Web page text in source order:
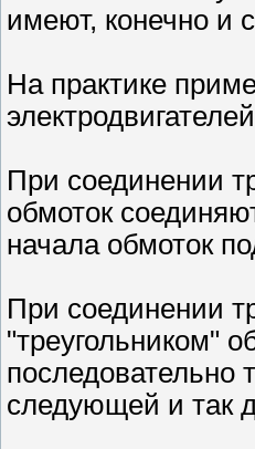
имеют, конечно и
На практике
При соединении
обмоток
начала обмоток
При соединении
"треугольником"
последовательно
следующей и так